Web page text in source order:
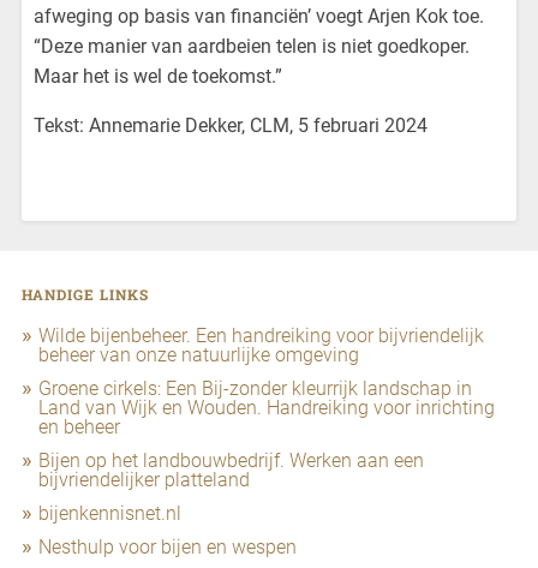
afweging op basis van financiën’ voegt Arjen Kok toe.
“Deze manier van aardbeien telen is niet goedkoper.
Maar het is wel de toekomst.”
Tekst: Annemarie Dekker, CLM, 5 februari 2024
HANDIGE LINKS
Wilde bijenbeheer. Een handreiking voor bijvriendelijk
beheer van onze natuurlijke omgeving
Groene cirkels: Een Bij-zonder kleurrijk landschap in
Land van Wijk en Wouden. Handreiking voor inrichting
en beheer
Bijen op het landbouwbedrijf. Werken aan een
bijvriendelijker platteland
bijenkennisnet.nl
Nesthulp voor bijen en wespen